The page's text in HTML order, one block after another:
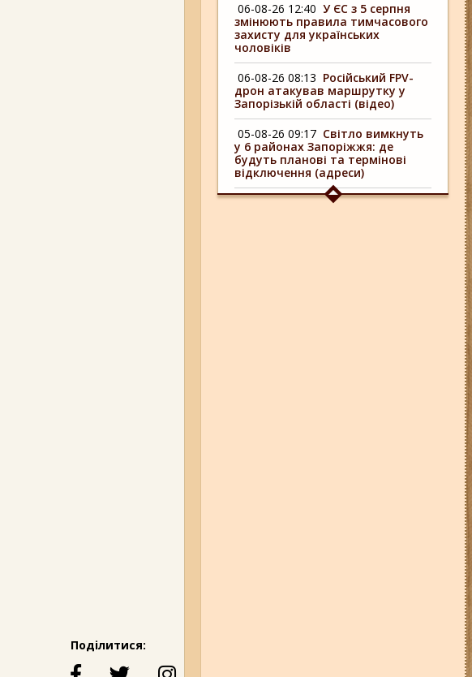
Поділитися:
06-08-26 12:40 У ЄС з 5 серпня
змінюють правила тимчасового
захисту для українських
чоловіків
06-08-26 08:13 Російський FPV-
дрон атакував маршрутку у
Запорізькій області (відео)
05-08-26 09:17 Світло вимкнуть
у 6 районах Запоріжжя: де
будуть планові та термінові
відключення (адреси)
04-08-26 09:16 У 6 районах